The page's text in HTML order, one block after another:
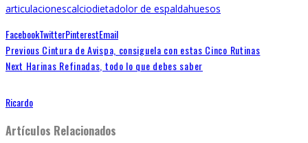
articulacionescalciodietadolor de espaldahuesos
FacebookTwitterPinterestEmail
Previous Cintura de Avispa, consiguela con estas Cinco Rutinas
Next Harinas Refinadas, todo lo que debes saber
Ricardo
Artículos Relacionados